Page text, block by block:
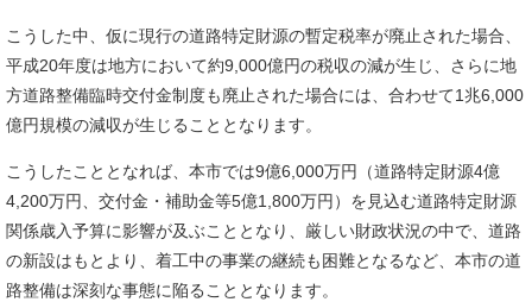
こうした中、仮に現行の道路特定財源の暫定税率が廃止された場合、
平成20年度は地方において約9,000億円の税収の減が生じ、さらに地
方道路整備臨時交付金制度も廃止された場合には、合わせて1兆6,000
億円規模の減収が生じることとなります。
こうしたこととなれば、本市では9億6,000万円（道路特定財源4億
4,200万円、交付金・補助金等5億1,800万円）を見込む道路特定財源
関係歳入予算に影響が及ぶこととなり、厳しい財政状況の中で、道路
の新設はもとより、着工中の事業の継続も困難となるなど、本市の道
路整備は深刻な事態に陥ることとなります。